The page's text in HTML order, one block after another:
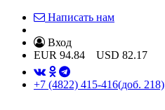
Написать нам
Вход
EUR 94.84 USD 82.17
+7 (4822) 415-416(доб. 218)